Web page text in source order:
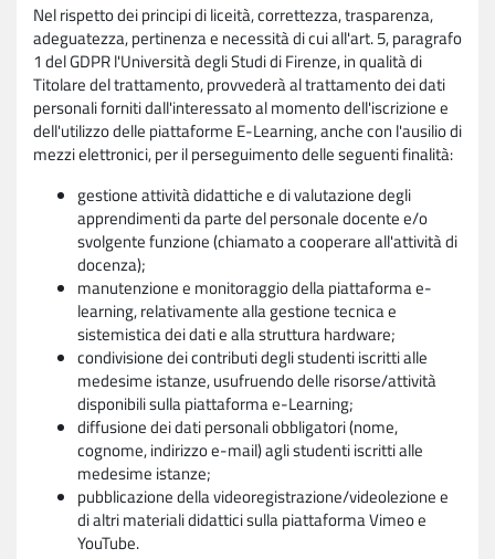
Nel rispetto dei principi di liceità, correttezza, trasparenza,
adeguatezza, pertinenza e necessità di cui all'art. 5, paragrafo
1 del GDPR l'Università degli Studi di Firenze, in qualità di
Titolare del trattamento, provvederà al trattamento dei dati
personali forniti dall'interessato al momento dell'iscrizione e
dell'utilizzo delle piattaforme E-Learning, anche con l'ausilio di
mezzi elettronici, per il perseguimento delle seguenti finalità:
gestione attività didattiche e di valutazione degli
apprendimenti da parte del personale docente e/o
svolgente funzione (chiamato a cooperare all'attività di
docenza);
manutenzione e monitoraggio della piattaforma e-
learning, relativamente alla gestione tecnica e
sistemistica dei dati e alla struttura hardware;
condivisione dei contributi degli studenti iscritti alle
medesime istanze, usufruendo delle risorse/attività
disponibili sulla piattaforma e-Learning;
diffusione dei dati personali obbligatori (nome,
cognome, indirizzo e-mail) agli studenti iscritti alle
medesime istanze;
pubblicazione della videoregistrazione/videolezione e
di altri materiali didattici sulla piattaforma Vimeo e
YouTube.